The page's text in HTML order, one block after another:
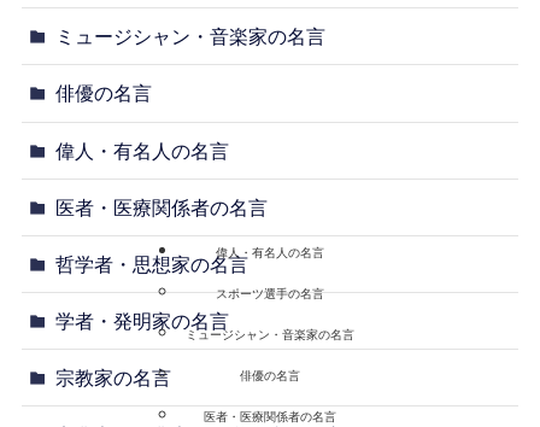
ミュージシャン・音楽家の名言
俳優の名言
偉人・有名人の名言
医者・医療関係者の名言
哲学者・思想家の名言
学者・発明家の名言
宗教家の名言
偉人・有名人の名言
スポーツ選手の名言
ミュージシャン・音楽家の名言
俳優の名言
医者・医療関係者の名言